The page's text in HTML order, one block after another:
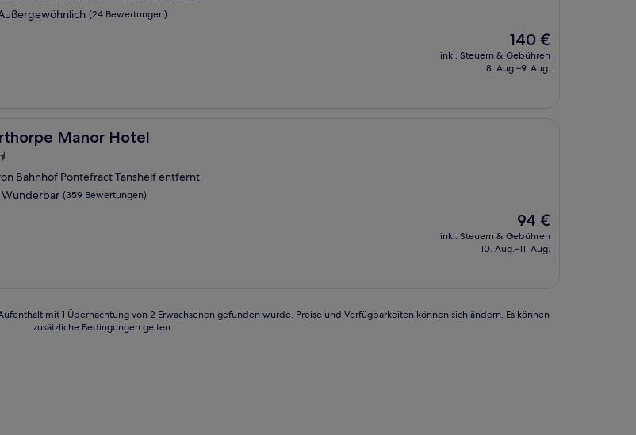
(24 Bewertungen)
Der
Preis
beträgt
140 €
inkl. Steuern & Gebühren
8. Aug.–9. Aug.
Manor Hotel
Manor Hotel
Bahnhof Pontefract Tanshelf entfernt
Wunderbar (359 Bewertungen)
Der
Preis
beträgt
94 €
inkl. Steuern & Gebühren
10. Aug.–11. Aug.
mit 1 Übernachtung von 2 Erwachsenen gefunden wurde. Preise und Verfügbarkeiten können sich ändern. Es können
zusätzliche Bedingungen gelten.